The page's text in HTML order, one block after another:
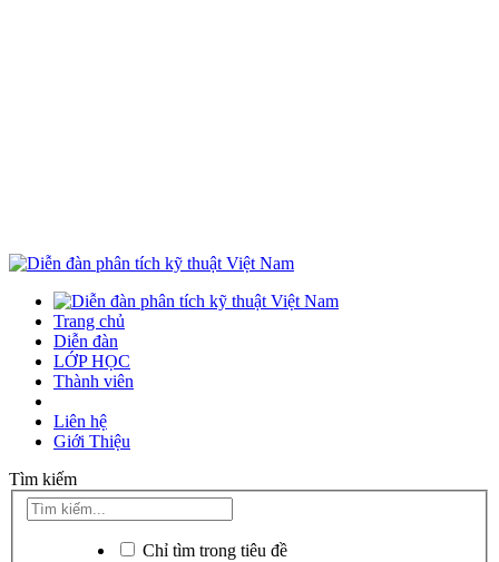
Trang chủ
Diễn đàn
LỚP HỌC
Thành viên
Liên hệ
Giới Thiệu
Tìm kiếm
Chỉ tìm trong tiêu đề